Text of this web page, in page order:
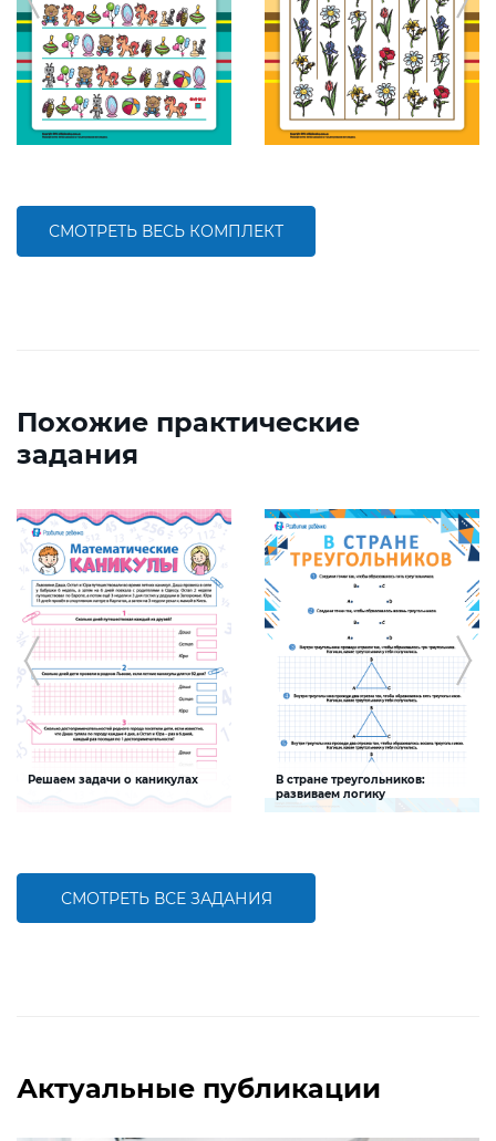
СМОТРЕТЬ ВЕСЬ КОМПЛЕКТ
Похожие практические
задания
Решаем задачи о каникулах
В стране треугольников:
развиваем логику
СМОТРЕТЬ ВСЕ ЗАДАНИЯ
Актуальные публикации